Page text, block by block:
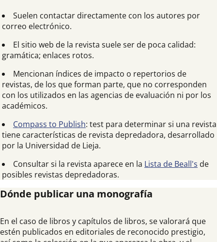
Suelen contactar directamente con los autores por
correo electrónico.
El sitio web de la revista suele ser de poca calidad:
gramática; enlaces rotos.
Mencionan índices de impacto o repertorios de
revistas, de los que forman parte, que no corresponden
con los utilizados en las agencias de evaluación ni por los
académicos.
Compass to Publish: test para determinar si una revista
tiene características de revista depredadora, desarrollado
por la Universidad de Lieja.
Consultar si la revista aparece en la Lista de Beall's de
posibles revistas depredadoras.
Dónde publicar una monografía
En el caso de libros y capítulos de libros, se valorará que
estén publicados en editoriales de reconocido prestigio,